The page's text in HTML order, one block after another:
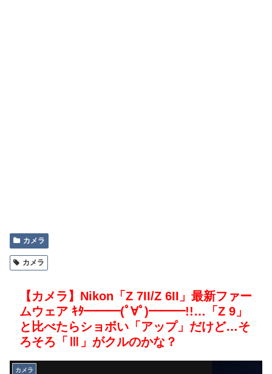
カメラ
カメラ
【カメラ】Nikon「Z 7II/Z 6II」最新ファー
ムウェア ｷﾀ━━━(ﾟ∀ﾟ)━━━!!…「Z 9」
と比べたらショボい「アップ」だけど…そ
ろそろ「Ⅲ」がクルのかな？
カメラ